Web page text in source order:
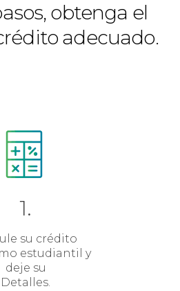
obtenga el
adecuado.
1.
su crédito
estudiantil y
deje su
Detalles.